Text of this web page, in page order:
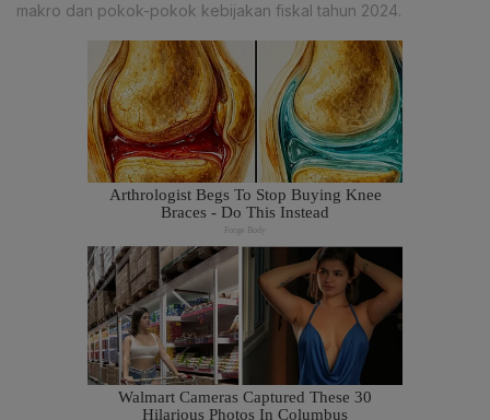
makro dan pokok-pokok kebijakan fiskal tahun 2024.